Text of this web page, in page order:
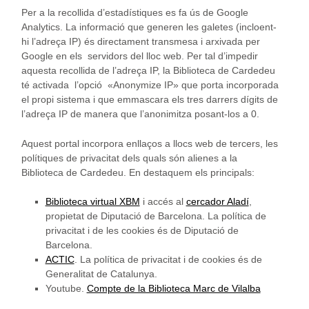
Per a la recollida d’estadístiques es fa ús de Google
Analytics. La informació que generen les galetes (incloent-
hi l’adreça IP) és directament transmesa i arxivada per
Google en els servidors del lloc web. Per tal d’impedir
aquesta recollida de l’adreça IP, la Biblioteca de Cardedeu
té activada l’opció «Anonymize IP» que porta incorporada
el propi sistema i que emmascara els tres darrers dígits de
l’adreça IP de manera que l’anonimitza posant-los a 0.
Aquest portal incorpora enllaços a llocs web de tercers, les
polítiques de privacitat dels quals són alienes a la
Biblioteca de Cardedeu. En destaquem els principals:
Biblioteca virtual XBM i accés al cercador Aladí,
propietat de Diputació de Barcelona. La política de
privacitat i de les cookies és de Diputació de
Barcelona.
ACTIC. La política de privacitat i de cookies és de
Generalitat de Catalunya.
Youtube. Compte de la Biblioteca Marc de Vilalba
nostre lloc
el millor
possible
durant la
vostra visita.
Si rebutges
aquestes
cookies,
alguna
desapareixerà
del lloc web.